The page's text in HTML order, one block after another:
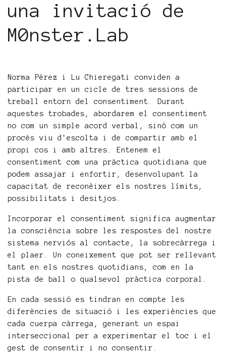
una invitació de
M0nster.Lab
Norma Pérez i Lu Chieregati conviden a
participar en un cicle de tres sessions de
treball entorn del consentiment. Durant
aquestes trobades, abordarem el consentiment
no com un simple acord verbal, sinó com un
procés viu d'escolta i de compartir amb el
propi cos i amb altres. Entenem el
consentiment com una pràctica quotidiana que
podem assajar i enfortir, desenvolupant la
capacitat de reconèixer els nostres límits,
possibilitats i desitjos.
Incorporar el consentiment significa augmentar
la consciència sobre les respostes del nostre
sistema nerviós al contacte, la sobrecàrrega i
el plaer. Un coneixement que pot ser rellevant
tant en els nostres quotidians, com en la
pista de ball o qualsevol pràctica corporal.
En cada sessió es tindran en compte les
diferències de situació i les experiències que
cada cuerpa càrrega, generant un espai
interseccional per a experimentar el toc i el
gest de consentir i no consentir.